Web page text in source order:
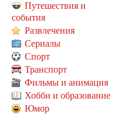
Путешествия и
события
Развлечения
Сериалы
Спорт
Транспорт
Фильмы и анимация
Хобби и образование
Юмор